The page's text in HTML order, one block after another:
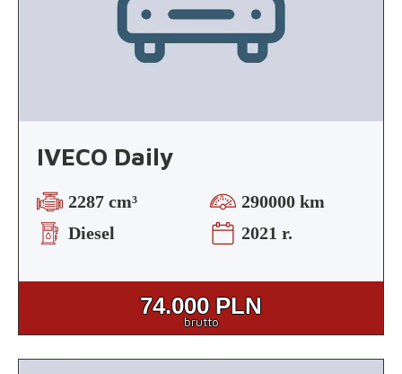
IVECO Daily
2287 cm³
290000 km
Diesel
2021 r.
74.000 PLN
brutto